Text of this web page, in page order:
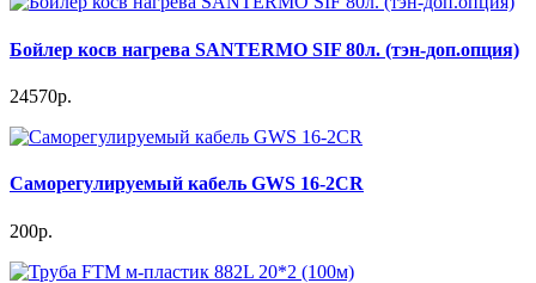
Бойлер косв нагрева SANTERMO SIF 80л. (тэн-доп.опция)
24570р.
Саморегулируемый кабель GWS 16-2CR
200р.